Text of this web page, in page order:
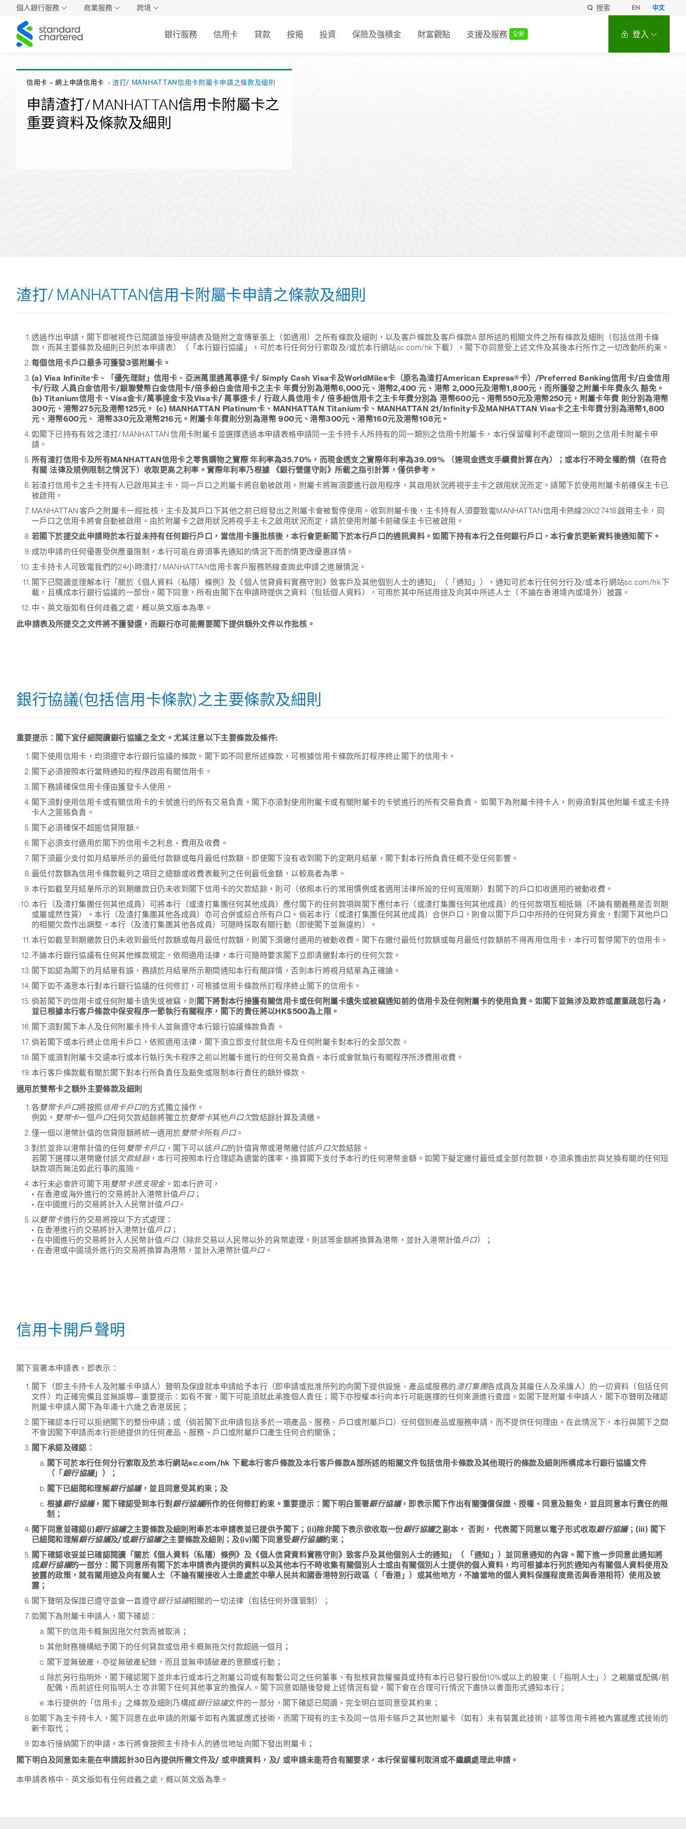
個人銀行服務 商業服務 跨境 搜索 EN 中文
Standard
Chartered
銀行服務 信用卡 貸款 按揭 投資 保險及強積金 財富觀點 支援及服務 全新 登入
信用卡 – 網上申請信用卡 渣打/ MANHATTAN信用卡附屬卡申請之條款及細則
申請渣打/ MANHATTAN信用卡附屬卡之
重要資料及條款及細則
渣打/ MANHATTAN信用卡附屬卡申請之條款及細則
透過作出申請，閣下即被視作已閱讀並接受申請表及隨附之宣傳單張上（如適用）之所有條款及細則，以及客戶條款及客戶條款A 部所述的相關文件之所有條款及細則（包括信用卡條
款，而其主要條款及細則已列於本申請表）（「本行銀行協議」，可於本行任何分行索取及/或於本行網站sc.com/hk 下載），閣下亦同意受上述文件及其後本行所作之一切改動所約束。
每個信用卡戶口最多可獲發3張附屬卡。
(a) Visa Infinite卡、「優先理財」信用卡、亞洲萬里通萬事達卡/ Simply Cash Visa卡及WorldMiles卡（原名為渣打American Express®卡）/Preferred Banking信用卡/白金信用
卡/行政 人員白金信用卡/銀聯雙幣白金信用卡/倍多紛白金信用卡之主卡 年費分別為港幣6,000元、港幣2,400 元、港幣 2,000元及港幣1,800元，而所獲發之附屬卡年費永久 豁免。
(b) Titanium信用卡、Visa金卡/萬事達金卡及Visa卡/ 萬事達卡 / 行政人員信用卡 / 倍多紛信用卡之主卡年費分別為 港幣600元、港幣550元及港幣250元，附屬卡年費 則分別為港幣
300元、港幣275元及港幣125元。 (c) MANHATTAN Platinum卡、MANHATTAN Titanium卡、MANHATTAN 21/Infinity卡及MANHATTAN Visa卡之主卡年費分別為港幣1,800
元、港幣600元、 港幣330元及港幣216元。附屬卡年費則分別為港幣 900元、港幣300元、港幣160元及港幣108元。
如閣下已持有有效之渣打/ MANHATTAN 信用卡附屬卡並選擇透過本申請表格申請同一主卡持卡人所持有的同一類別之信用卡附屬卡，本行保留權利不處理同一類別之信用卡附屬卡申
請。
所有渣打信用卡及所有MANHATTAN信用卡之零售購物之實際 年利率為35.70%，而現金透支之實際年利率為39.09% （連現金透支手續費計算在內）；或本行不時全權酌情（在符合
有關 法律及規例限制之情況下）收取更高之利率。實際年利率乃根據 《銀行營運守則》所載之指引計算，僅供參考。
若渣打信用卡之主卡持有人已啟用其主卡，同一戶口之附屬卡將自動被啟用。附屬卡將無須要進行啟用程序，其啟用狀況將視乎主卡之啟用狀況而定。請閣下於使用附屬卡前確保主卡已
被啟用。
MANHATTAN 客戶之附屬卡一經批核，主卡及其戶口下其他之前已經發出之附屬卡會被暫停使用。收到附屬卡後，主卡持有人須要致電MANHATTAN信用卡熱線2902 7418 啟用主卡，同
一戶口之信用卡將會自動被啟用。由於附屬卡之啟用狀況將視乎主卡之啟用狀況而定，請於使用附屬卡前確保主卡已被啟用。
若閣下於提交此申請時於本行並未持有任何銀行戶口，當信用卡獲批核後，本行會更新閣下於本行戶口的通訊資料。如閣下持有本行之任何銀行戶口，本行會於更新資料後通知閣下。
成功申請的任何優惠受供應量限制，本行可能在毋須事先通知的情況下而酌情更改優惠詳情。
主卡持卡人可致電我們的24小時渣打/ MANHATTAN信用卡客戶服務熱線查詢此申請之進展情況。
閣下已閱讀並理解本行「關於《個人資料（私隱）條例》及《個人信貸資料實務守則》致客戶及其他個別人士的通知」（「通知」），通知可於本行任何分行及/或本行網站sc.com/hk 下
載，且構成本行銀行協議的一部份。閣下同意，所有由閣下在申請時提供之資料（包括個人資料），可用於其中所述用途及向其中所述人士（ 不論在香港境內或境外）披露。
中、英文版如有任何歧義之處，概以英文版本為準。
此申請表及所提交之文件將不獲發還，而銀行亦可能需要閣下提供額外文件以作批核。
銀行協議(包括信用卡條款)之主要條款及細則
重要提示：閣下宜仔細閱讀銀行協議之全文。尤其注意以下主要條款及條件:
閣下使用信用卡，均須遵守本行銀行協議的條款。閣下如不同意所述條款，可根據信用卡條款所訂程序終止閣下的信用卡。
閣下必須按照本行當時通知的程序啟用有關信用卡。
閣下務請確保信用卡僅由獲發卡人使用。
閣下須對使用信用卡或有關信用卡的卡號進行的所有交易負責。閣下亦須對使用附屬卡或有關附屬卡的卡號進行的所有交易負責。 如閣下為附屬卡持卡人，則毋須對其他附屬卡或主卡持
卡人之簽賬負責。
閣下必須確保不超逾信貸限額。
閣下必須支付適用於閣下的信用卡之利息、費用及收費。
閣下須最少支付如月結單所示的最低付款額或每月最低付款額。即使閣下沒有收到閣下的定期月結單，閣下對本行所負責任概不受任何影響。
最低付款額為信用卡條款載列之項目之總額或收費表載列之任何最低金額，以較高者為準。
本行如截至月結單所示的到期繳款日仍未收到閣下信用卡的欠款結餘，則可（依照本行的常用慣例或者適用法律所設的任何寬限期）對閣下的戶口扣收適用的被動收費。
本行（及渣打集團任何其他成員）可將本行（或渣打集團任何其他成員）應付閣下的任何款項與閣下應付本行（或渣打集團任何其他成員）的任何款項互相抵銷（不論有關義務是否到期
或屬或然性質）。本行（及渣打集團其他各成員）亦可合併或綜合所有戶口。倘若本行（或渣打集團任何其他成員）合併戶口，則會以閣下戶口中所持的任何貸方資金，對閣下其他戶口
的相關欠款作出調整。本行（及渣打集團其他各成員）可隨時採取有關行動（即使閣下並無違約）。
本行如截至到期繳款日仍未收到最低付款額或每月最低付款額，則閣下須繳付適用的被動收費。閣下在繳付最低付款額或每月最低付款額前不得再用信用卡，本行可暫停閣下的信用卡。
不論本行銀行協議有任何其他條款規定，依照適用法律，本行可隨時要求閣下立即清繳對本行的任何欠款。
閣下如認為閣下的月結單有誤，務請於月結單所示期間通知本行有關詳情，否則本行將視月結單為正確論。
閣下如不滿意本行對本行銀行協議的任何修訂，可根據信用卡條款所訂程序終止閣下的信用卡。
倘若閣下的信用卡或任何附屬卡遺失或被竊，則 閣下將對本行接獲有關信用卡或任何附屬卡遺失或被竊通知前的信用卡及任何附屬卡的使用負責。如閣下並無涉及欺詐或嚴重疏忽行為，
並已根據本行客戶條款中保安程序一節執行有關程序，閣下的責任將以HK$500為上限。
閣下須對閣下本人及任何附屬卡持卡人並無遵守本行銀行協議條款負責 。
倘若閣下或本行終止信用卡戶口，依照適用法律，閣下須立即支付就信用卡及任何附屬卡對本行的全部欠款。
閣下或須對附屬卡交還本行或本行執行失卡程序之前以附屬卡進行的任何交易負責。本行或會就執行有關程序所涉費用收費。
本行客戶條款載有關於閣下對本行所負責任及豁免或限制本行責任的額外條款。
適用於雙幣卡之額外主要條款及細則
各雙幣卡戶口將按照 信用卡戶口的方式獨立操作。
例如， 雙幣卡一個 戶口任何欠款結餘將獨立於雙幣卡其他戶口欠款結餘計算及清繳。
僅一個以港幣計值的信貸限額將統一適用於 雙幣卡所有 戶口。
對於並非以港幣計值的任何 雙幣卡戶口，閣下可以該戶口的計值貨幣或港幣繳付該戶口欠款結餘。
若閣下選擇以港幣繳付該 欠款結餘，本行可按照本行合理認為適當的匯率，換算閣下支付予本行的任何港幣金額。如閣下擬定繳付最低或全部付款額，亦須承擔由於與兌換有關的任何短
缺款項而無法如此行事的風險。
本行未必會許可閣下用 雙幣卡透支現金。如本行許可，
• 在香港或海外進行的交易將計入港幣計值 戶口；
• 在中國進行的交易將計入人民幣計值 戶口。
以 雙幣卡進行的交易將按以下方式處理：
• 在香港進行的交易將計入港幣計值 戶口；
• 在中國進行的交易將計入人民幣計值 戶口（除非交易以人民幣以外的貨幣處理 ，則該等金額將換算為港幣，並計入港幣計值 戶口）；
• 在香港或中國境外進行的交易將換算為港幣，並計入港幣計值 戶口。
信用卡開戶聲明
閣下簽署本申請表，即表示：
閣下（即主卡持卡人及附屬卡申請人）聲明及保證就本申請給予本行（即申請或批准所列的向閣下提供設施、產品或服務的 渣打集團各成員及其繼任人及承讓人）的一切資料（包括任何
文件）均正確完備且並無誤導— 重要提示 ：如有不實，閣下可能須就此承擔個人責任；閣下亦授權本行向本行可能選擇的任何來源進行查證。如閣下是附屬卡申請人，閣下亦聲明及確認
附屬卡申請人閣下為年滿十六歲之香港居民；
閣下確認本行可以拒絕閣下的整份申請；或（倘若閣下此申請包括多於一項產品、服務、戶口或附屬戶口）任何個別產品或服務申請，而不提供任何理由。在此情況下，本行與閣下之間
不會因閣下申請而本行拒絕提供的任何產品、服務、戶口或附屬戶口產生任何合約關係；
閣下承認及確認：
閣下可於本行任何分行索取及於本行網站sc.com/hk 下載本行客戶條款及本行客戶條款A部所述的相關文件包括信用卡條款及其他現行的條款及細則所構成本行銀行協議文件
（「 銀行協議」）；
閣下已細閱和理解銀行協議，並且同意受其約束；及
根據銀行協議，閣下確認受到本行對銀行協議所作的任何修訂約束。重要提示：閣下明白簽署銀行協議，即表示閣下作出有關彌償保證、授權、同意及豁免，並且同意本行責任的限
制；
閣下同意並確認(i)銀行協議之主要條款及細則附奉於本申請表並已提供予閣下；(ii)除非閣下表示欲收取一份銀行協議之副本， 否則， 代表閣下同意以電子形式收取銀行協議；(iii) 閣下
已細閱和理解銀行協議及/或銀行協議之主要條款及細則；及(iv)閣下同意受銀行協議約束；
閣下確認收妥並已確認閱讀「關於《個人資料（私隱）條例》及《個人信貸資料實務守則》致客戶及其他個別人士的通知」（ 「通知」）並同意通知的內容。閣下進一步同意此通知將
成銀行協議的一部分：閣下同意所有閣下於本申請表內提供的資料以及其他本行不時收集有關個別人士或由有關個別人士提供的個人資料，均可根據本行列於通知內有關個人資料使用及
披露的政策，就有關用途及向有關人士（不論有關接收人士是處於中華人民共和國香港特別行政區（「香港」）或其他地方，不論當地的個人資料保護程度是否與香港相符）使用及披
露；
閣下聲明及保證已遵守並會一直遵守銀行協議相關的一切法律（包括任何外匯管制）；
如閣下為附屬卡申請人，閣下確認：
閣下的信用卡概無因拖欠付款而被取消；
其他財務機構給予閣下的任何貸款或信用卡概無拖欠付款超過一個月；
閣下並無破產，亦從無破產紀錄，而且並無申請破產的意願或行動；
除於另行指明外，閣下確認閣下並非本行或本行之附屬公司或有聯繫公司之任何董事、有批核貸款權僱員或持有本行已發行股份10%或以上的股東（「指明人士」）之親屬或配偶/前
配偶，而前述任何指明人士 亦非閣下任何其他事宜的擔保人。閣下同意如隨後發覺上述情況有變，閣下會在合理可⾏情況下盡快以書面形式通知本行；
本行提供的「信用卡」之條款及細則乃構成銀行協議文件的一部分，閣下確認已閱讀、完全明白並同意受其約束；
如閣下為主卡持卡人，閣下同意在此申請的附屬卡如有內置感應式技術，而閣下現有的主卡及同一信用卡賬戶之其他附屬卡（如有）未有裝置此技術，該等信用卡將被內置感應式技術的
新卡取代；
如本行接納閣下的申請，本行將會按照主卡持卡人的通信地址向閣下發出附屬卡；
閣下明白及同意如未能在申請起計30日內提供所需文件及/ 或申請資料，及/ 或申請未能符合有關要求，本行保留權利取消或不繼續處理此申請。
本申請表格中、英文版如有任何歧義之處，概以英文版為準。